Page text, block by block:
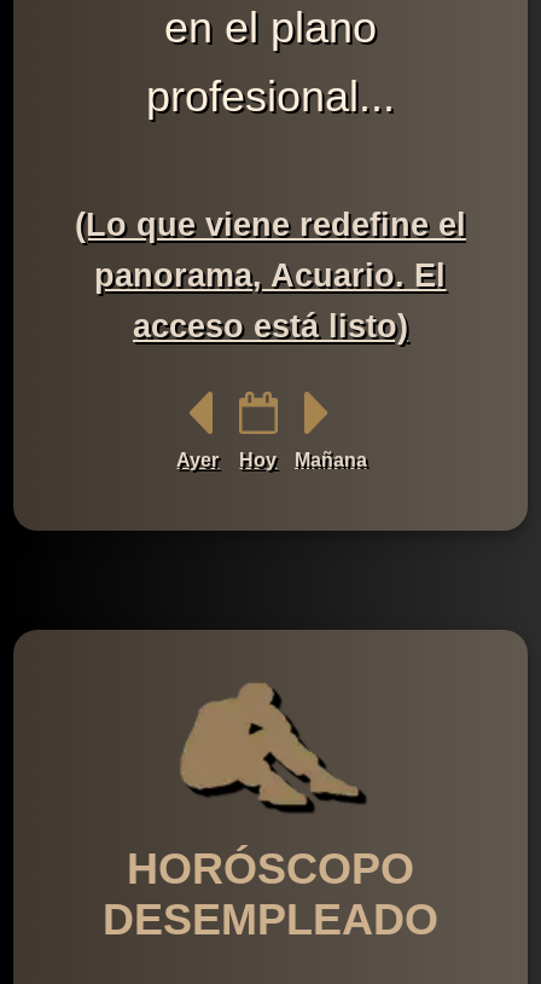
en el plano
profesional...
(Lo que viene redefine el
panorama, Acuario. El
acceso está listo)
Ayer Hoy Mañana
HORÓSCOPO
DESEMPLEADO